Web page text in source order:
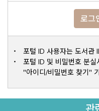
로그
포털 ID 사용자는 도서관
포털 ID 및 비밀번호 분실
"아이디/비밀번호 찾기"
관